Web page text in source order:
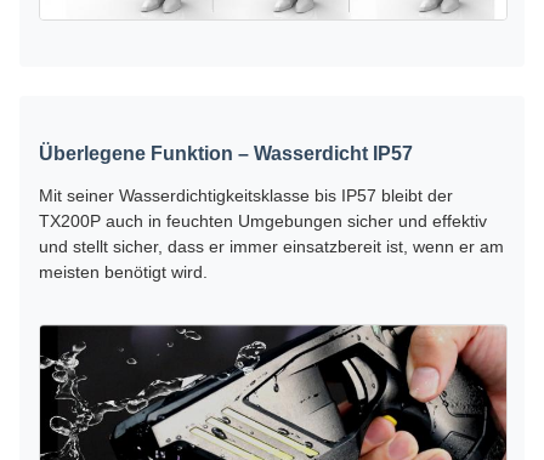
Überlegene Funktion – Wasserdicht IP57
Mit seiner Wasserdichtigkeitsklasse bis IP57 bleibt der
TX200P auch in feuchten Umgebungen sicher und effektiv
und stellt sicher, dass er immer einsatzbereit ist, wenn er am
meisten benötigt wird.